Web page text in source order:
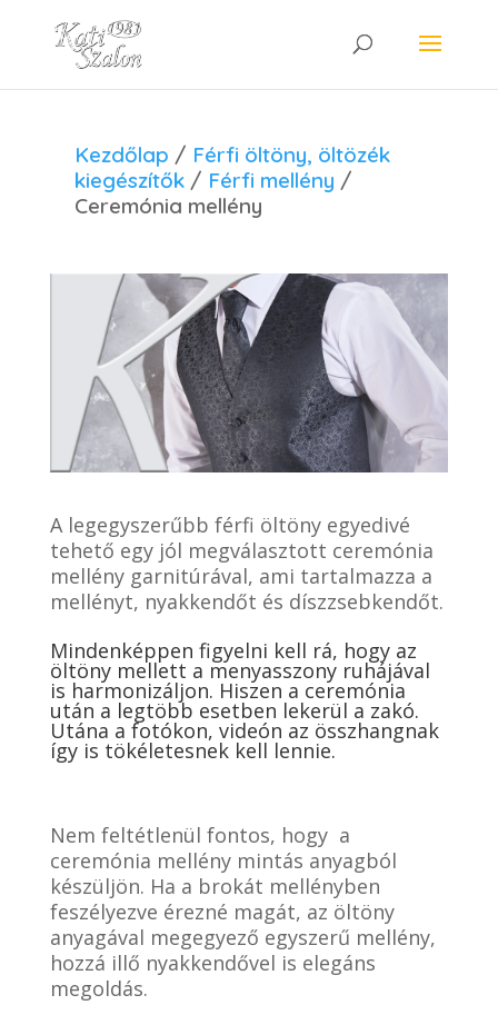
Kezdőlap / Férfi öltöny, öltözék
kiegészítők / Férfi mellény /
Ceremónia mellény
A legegyszerűbb férfi öltöny egyedivé
tehető egy jól megválasztott ceremónia
mellény garnitúrával, ami tartalmazza a
mellényt, nyakkendőt és díszzsebkendőt.
Mindenképpen figyelni kell rá, hogy az
öltöny mellett a menyasszony ruhájával
is harmonizáljon. Hiszen a ceremónia
után a legtöbb esetben lekerül a zakó.
Utána a fotókon, videón az összhangnak
így is tökéletesnek kell lennie.
Nem feltétlenül fontos, hogy a
ceremónia mellény mintás anyagból
készüljön. Ha a brokát mellényben
feszélyezve érezné magát, az öltöny
anyagával megegyező egyszerű mellény,
hozzá illő nyakkendővel is elegáns
megoldás.